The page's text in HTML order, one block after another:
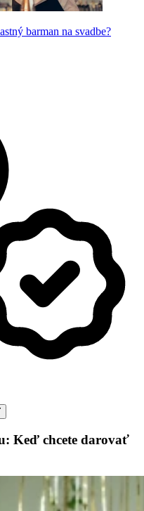
barman na svadbe?
Keď chcete darovať